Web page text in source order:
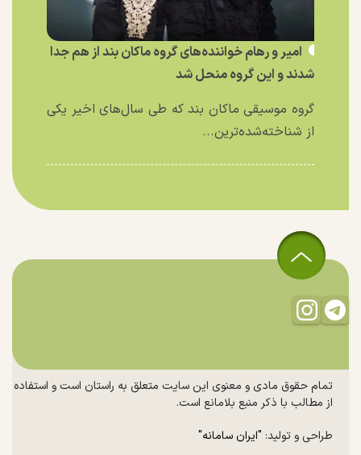
امیر و رهام خواننده‌های گروه ماکان بند از هم جدا
شدند و این گروه منحل شد
گروه موسیقی ماکان بند که طی سال‌های اخیر یکی
از شناخته‌شده‌ترین...
تمام حقوق مادی و معنوی این سایت متعلق به راستان است و استفاده
از مطالب با ذکر منبع بلامانع است.
طراحی و تولید: "ایران سامانه"